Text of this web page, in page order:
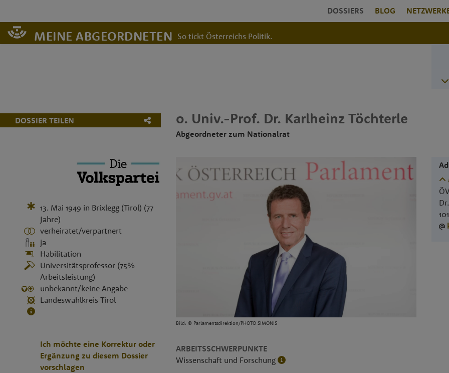
DOSSIERS BLOG
MEINE ABGEORDNETEN So tickt Österreichs Politik.
DOSSIER TEILEN o. Univ.-Prof. Dr. Karlheinz Töchterle
Abgeordneter zum Nationalrat
13. Mai 1949 in Brixlegg (Tirol) (77
Jahre)
verheiratet/verpartnert
ja
Habilitation
Universitätsprofessor (75%
Arbeitsleistung)
unbekannt/keine Angabe
Landeswahlkreis Tirol
Ich möchte eine Korrektur oder
Ergänzung zu diesem Dossier
vorschlagen
Bild: © Parlamentsdirektion/PHOTO SIMONIS
ARBEITSSCHWERPUNKTE
Wissenschaft und Forschung